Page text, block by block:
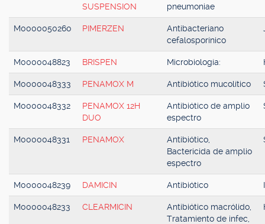
SUSPENSION
pneumoniae
M0000050260 PIMERZEN
Antibacteriano
cefalosporínico
M0000048823 BRISPEN Microbiología:
M0000048333 PENAMOX M Antibiótico mucolítico
M0000048332
PENAMOX 12H
DUO
Antibiótico de amplio
espectro
M0000048331 PENAMOX
Antibiótico,
Bactericida de amplio
espectro
M0000048239 DAMICIN Antibiótico
M0000048233 CLEARMICIN
Antibiótico macrólido,
Tratamiento de infec,